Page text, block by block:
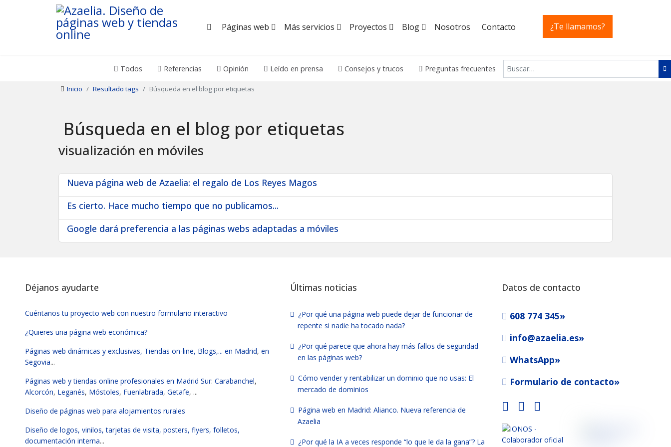
Páginas web Más servicios Proyectos Blog Nosotros Contacto ¿Te llamamos?
Todos Referencias Opinión Leído en prensa Consejos y trucos Preguntas frecuentes Buscar
Inicio Resultado tags Búsqueda en el blog por etiquetas
Búsqueda en el blog por etiquetas
visualización en móviles
Nueva página web de Azaelia: el regalo de Los Reyes Magos
Es cierto. Hace mucho tiempo que no publicamos...
Google dará preferencia a las páginas webs adaptadas a móviles
Déjanos ayudarte
Cuéntanos tu proyecto web con nuestro formulario interactivo
¿Quieres una página web económica?
Páginas web dinámicas y exclusivas, Tiendas on-line, Blogs,... en Madrid, en
Segovia...
Páginas web y tiendas online profesionales en Madrid Sur: Carabanchel,
Alcorcón, Leganés, Móstoles, Fuenlabrada, Getafe, ...
Diseño de páginas web para alojamientos rurales
Diseño de logos, vinilos, tarjetas de visita, posters, flyers, folletos,
documentación interna...
Últimas noticias
¿Por qué una página web puede dejar de funcionar de
repente si nadie ha tocado nada?
¿Por qué parece que ahora hay más fallos de seguridad
en las páginas web?
Cómo vender y rentabilizar un dominio que no usas: El
mercado de dominios
Página web en Madrid: Alianco. Nueva referencia de
Azaelia
¿Por qué la IA a veces responde “lo que le da la gana”? La
Datos de contacto
608 774 345»
info@azaelia.es»
WhatsApp»
Formulario de contacto»